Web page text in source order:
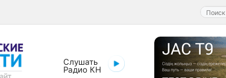
Поиск:
Слушать
Радио КН